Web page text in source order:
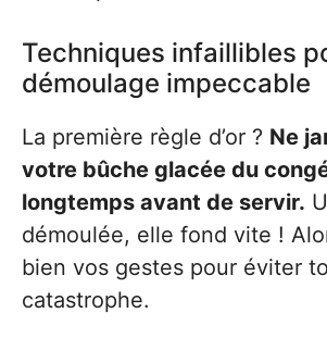
Techniques infaillibles
démoulage impeccable
La première règle d’or ? Ne
votre bûche glacée du
longtemps avant de servir.
démoulée, elle fond vite !
bien vos gestes pour éviter
catastrophe.